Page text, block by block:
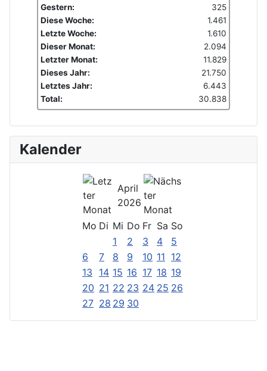
Gestern:
325
Diese Woche:
1.461
Letzte Woche:
1.610
Dieser Monat:
2.094
Letzter Monat:
11.829
Dieses Jahr:
21.750
Letztes Jahr:
6.443
Total:
30.838
Kalender
April
2026
Mo Di Mi Do Fr Sa So
1
2 3 4
5
6
7 8 9 10 11 12
13
14 15 16 17 18 19
20 21 22 23 24 25 26
27 28 29 30